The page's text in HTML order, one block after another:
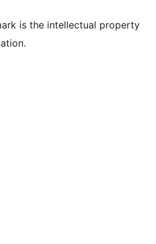
is the intellectual property